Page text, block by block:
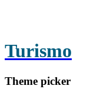
Turismo
Theme picker